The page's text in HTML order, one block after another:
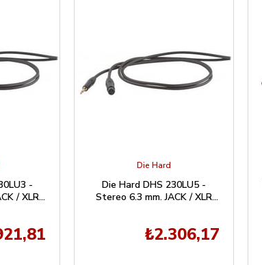
-
/ XLR
Die Hard
Die Hard DHS 230LU5 -
Stereo 6.3 mm. JACK / XLR
₺2.306,17